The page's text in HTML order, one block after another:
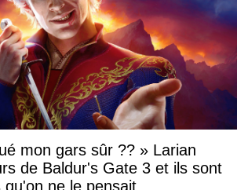
mon gars sûr ?? » Larian
de Baldur's Gate 3 et ils sont
ne le pensait